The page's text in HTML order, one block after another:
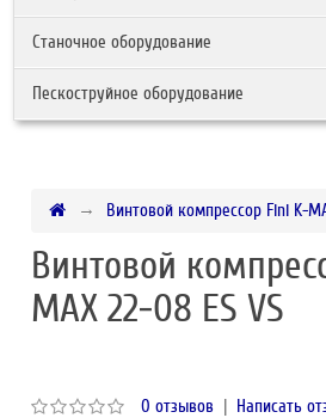
Станочное оборудование
Пескоструйное оборудование
Винтовой компрессор Fini K-
Винтовой
MAX 22-08 ES VS
0 отзывов | Написать